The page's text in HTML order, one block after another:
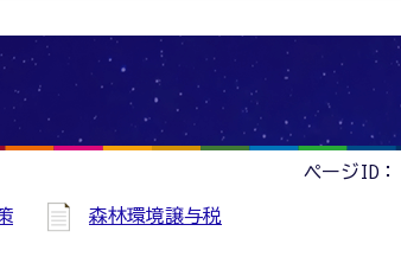
ページID：
森林環境譲与税